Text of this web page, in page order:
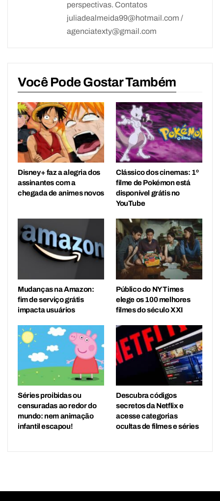
perspectivas. Contatos
juliadealmeida99@hotmail.com /
agenciatexty@gmail.com
Você Pode Gostar Também
Disney+ faz a alegria dos
assinantes com a
chegada de animes novos
Clássico dos cinemas: 1º
filme de Pokémon está
disponível grátis no
YouTube
Mudanças na Amazon:
fim de serviço grátis
impacta usuários
Público do NY Times
elege os 100 melhores
filmes do século XXI
Séries proibidas ou
censuradas ao redor do
mundo: nem animação
infantil escapou!
Descubra códigos
secretos da Netflix e
acesse categorias
ocultas de filmes e séries